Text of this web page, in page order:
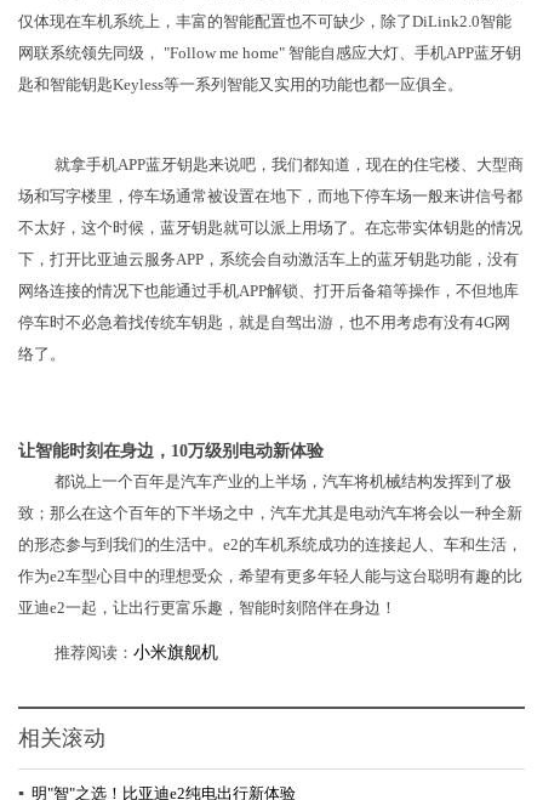
仅体现在车机系统上，丰富的智能配置也不可缺少，除了DiLink2.0智能
网联系统领先同级， "Follow me home" 智能自感应大灯、手机APP蓝牙钥
匙和智能钥匙Keyless等一系列智能又实用的功能也都一应俱全。
就拿手机APP蓝牙钥匙来说吧，我们都知道，现在的住宅楼、大型商
场和写字楼里，停车场通常被设置在地下，而地下停车场一般来讲信号都
不太好，这个时候，蓝牙钥匙就可以派上用场了。在忘带实体钥匙的情况
下，打开比亚迪云服务APP，系统会自动激活车上的蓝牙钥匙功能，没有
网络连接的情况下也能通过手机APP解锁、打开后备箱等操作，不但地库
停车时不必急着找传统车钥匙，就是自驾出游，也不用考虑有没有4G网
络了。
让智能时刻在身边，10万级别电动新体验
都说上一个百年是汽车产业的上半场，汽车将机械结构发挥到了极
致；那么在这个百年的下半场之中，汽车尤其是电动汽车将会以一种全新
的形态参与到我们的生活中。e2的车机系统成功的连接起人、车和生活，
作为e2车型心目中的理想受众，希望有更多年轻人能与这台聪明有趣的比
亚迪e2一起，让出行更富乐趣，智能时刻陪伴在身边！
推荐阅读： 小米旗舰机
相关滚动
▪ 明"智"之选！比亚迪e2纯电出行新体验